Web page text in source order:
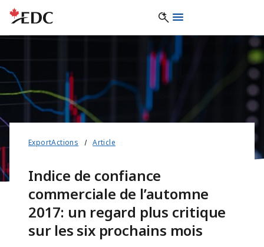
ExportActions Article
Indice de confiance
commerciale de l’automne
2017: un regard plus critique
sur les six prochains mois